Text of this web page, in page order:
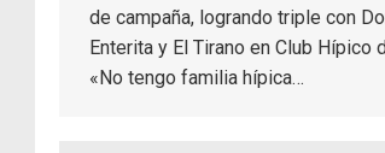
de campaña, logrando triple con
Enterita y El Tirano en Club Hípico
«No tengo familia hípica…